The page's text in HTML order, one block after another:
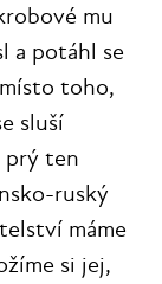
mu
a potáhl se
toho,
sluší
prý ten
ruský
máme
si jej,